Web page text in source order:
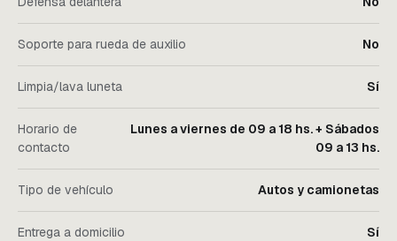
Soporte para rueda de auxilio No
Limpia/lava luneta Sí
Horario de
contacto
Lunes a viernes de 09 a 18 hs. + Sábados
09 a 13 hs.
Tipo de vehículo Autos y camionetas
Entrega a domicilio Sí